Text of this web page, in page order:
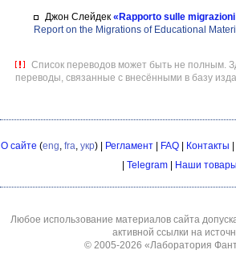
Джон Слейдек «Rapporto sulle
Report on the Migrations of Educational
Список переводов может быть не полным.
переводы, связанные с внесёнными в базу
О сайте (eng, fra, укр) | Регламент| FAQ| Контакты
Telegram Наши товары
Любое использование материалов сайта
активной ссылки на
© 2005-2026 «Лаборатория